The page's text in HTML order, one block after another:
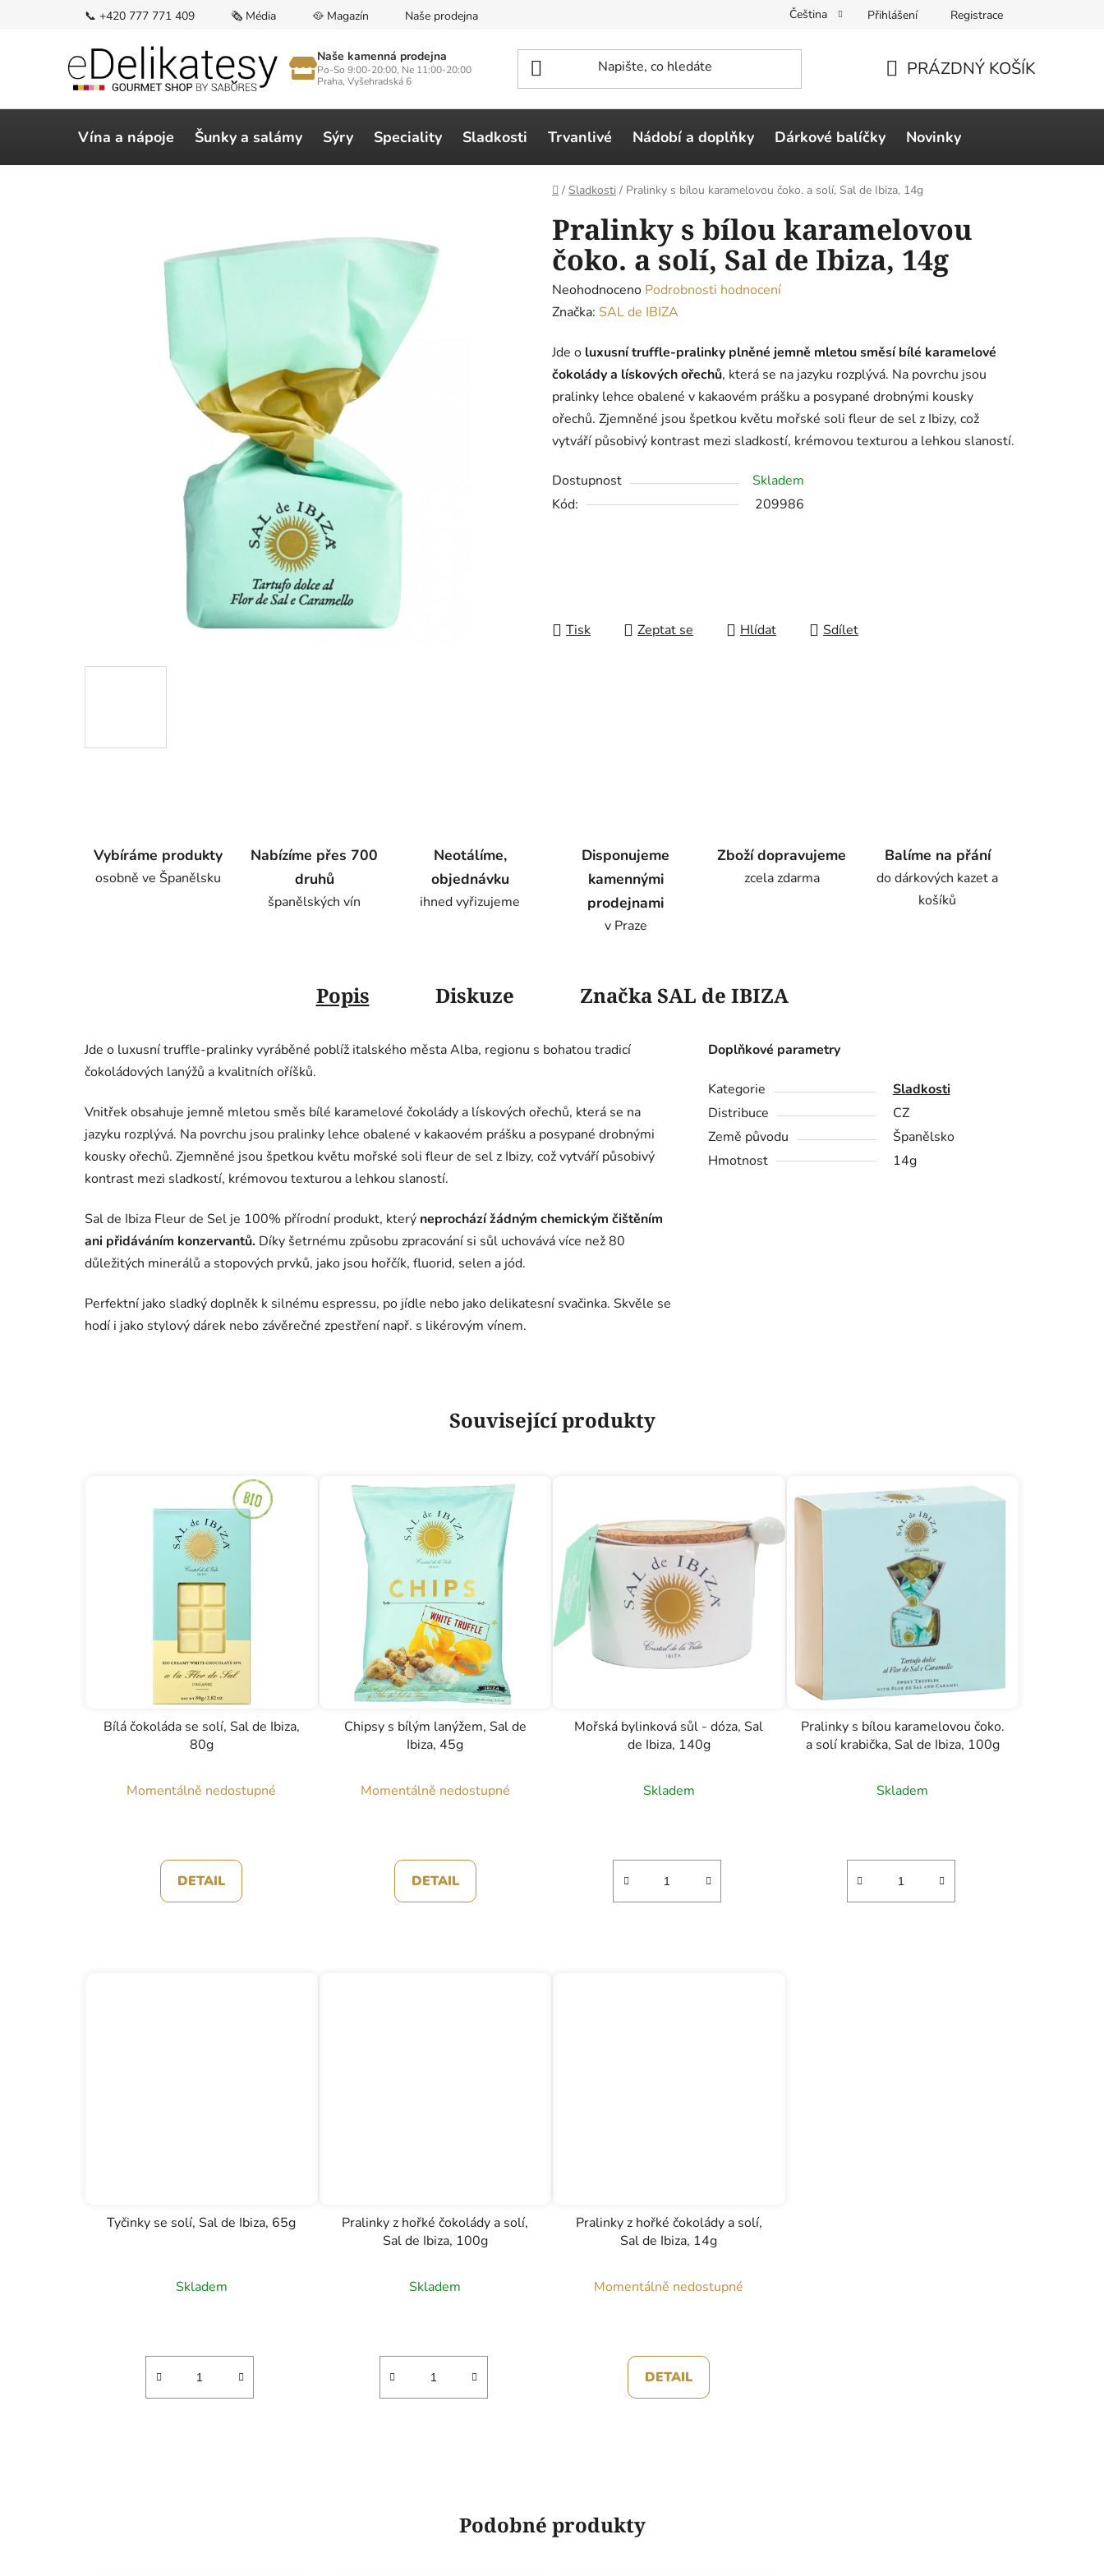
📞 +420 777 771 409 🗞️ Média 🥘 Magazín Naše prodejna Čeština Přihlášení Registrace
Naše kamenná prodejna
Po-So 9:00-20:00, Ne 11:00-20:00
Praha, Vyšehradská 6
KOŠÍK
PRÁZDNÝ KOŠÍK
Vína a nápoje Šunky a salámy Sýry Speciality Sladkosti Trvanlivé Nádobí a doplňky Dárkové balíčky Novinky
Domů
/ Sladkosti / Pralinky s bílou karamelovou čoko. a solí, Sal de Ibiza, 14g
Pralinky s bílou karamelovou
čoko. a solí, Sal de Ibiza, 14g
Průměrné
hodnocení
je
0,0
z
5
hvězdiček.
Neohodnoceno Podrobnosti hodnocení
Značka: SAL de IBIZA
Jde o luxusní truffle‑pralinky plněné jemně mletou směsí bílé karamelové
čokolády a lískových ořechů, která se na jazyku rozplývá. Na povrchu jsou
pralinky lehce obalené v kakaovém prášku a posypané drobnými kousky
ořechů. Zjemněné jsou špetkou květu mořské soli fleur de sel z Ibizy, což
vytváří působivý kontrast mezi sladkostí, krémovou texturou a lehkou slaností.
Dostupnost
Skladem
Kód:
209986
Tisk Zeptat se Hlídat Sdílet
Vybíráme produkty
osobně ve Španělsku
Nabízíme přes 700
druhů
španělských vín
Neotálíme,
objednávku
ihned vyřizujeme
Disponujeme
kamennými
prodejnami
v Praze
Zboží dopravujeme
zcela zdarma
Balíme na přání
do dárkových kazet a
košíků
Popis Diskuze ZnačkaSAL de IBIZA
Jde o luxusní truffle‑pralinky vyráběné poblíž italského města Alba, regionu s bohatou tradicí
čokoládových lanýžů a kvalitních oříšků.
Vnitřek obsahuje jemně mletou směs bílé karamelové čokolády a lískových ořechů, která se na
jazyku rozplývá. Na povrchu jsou pralinky lehce obalené v kakaovém prášku a posypané drobnými
kousky ořechů. Zjemněné jsou špetkou květu mořské soli fleur de sel z Ibizy, což vytváří působivý
kontrast mezi sladkostí, krémovou texturou a lehkou slaností.
Sal de Ibiza Fleur de Sel je 100% přírodní produkt, který neprochází žádným chemickým čištěním
ani přidáváním konzervantů. Díky šetrnému způsobu zpracování si sůl uchovává více než 80
důležitých minerálů a stopových prvků, jako jsou hořčík, fluorid, selen a jód.
Perfektní jako sladký doplněk k silnému espressu, po jídle nebo jako delikatesní svačinka. Skvěle se
hodí i jako stylový dárek nebo závěrečné zpestření např. s likérovým vínem.
Doplňkové parametry
Kategorie
Sladkosti
Distribuce
CZ
Země původu
Španělsko
Hmotnost
14g
Související produkty
Bílá čokoláda se solí, Sal de Ibiza,
80g
Momentálně nedostupné
DETAIL
Chipsy s bílým lanýžem, Sal de
Ibiza, 45g
Momentálně nedostupné
DETAIL
Mořská bylinková sůl - dóza, Sal
de Ibiza, 140g
Skladem
Pralinky s bílou karamelovou čoko.
a solí krabička, Sal de Ibiza, 100g
Skladem
Tyčinky se solí, Sal de Ibiza, 65g
Skladem
Pralinky z hořké čokolády a solí,
Sal de Ibiza, 100g
Skladem
Pralinky z hořké čokolády a solí,
Sal de Ibiza, 14g
Momentálně nedostupné
DETAIL
Podobné produkty